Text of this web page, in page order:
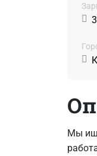
Мы